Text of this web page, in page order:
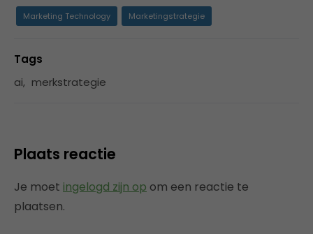
Marketing Technology Marketingstrategie
Tags
ai, merkstrategie
Plaats reactie
Je moet ingelogd zijn op om een reactie te
plaatsen.